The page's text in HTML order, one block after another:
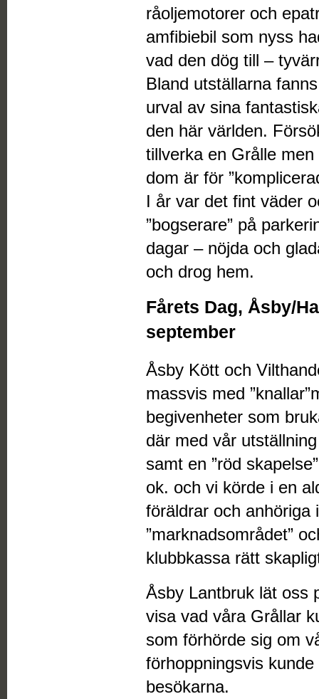
råoljemotorer och
amfibiebil som nyss
vad den dög till –
Bland utställarna
urval av sina
den här världen.
tillverka en Grålle
dom är för
I år var det fint väder
”bogserare” på
dagar – nöjda och
och drog hem.
Fårets Dag, Åsby/
september
Åsby Kött och
massvis med
begivenheter som
där med vår
samt en ”röd
ok. och vi körde i en
föräldrar och anhöriga
”marknadsområdet”
klubbkassa rätt
Åsby Lantbruk lät oss
visa vad våra Grållar
som förhörde sig om
förhoppningsvis
besökarna.